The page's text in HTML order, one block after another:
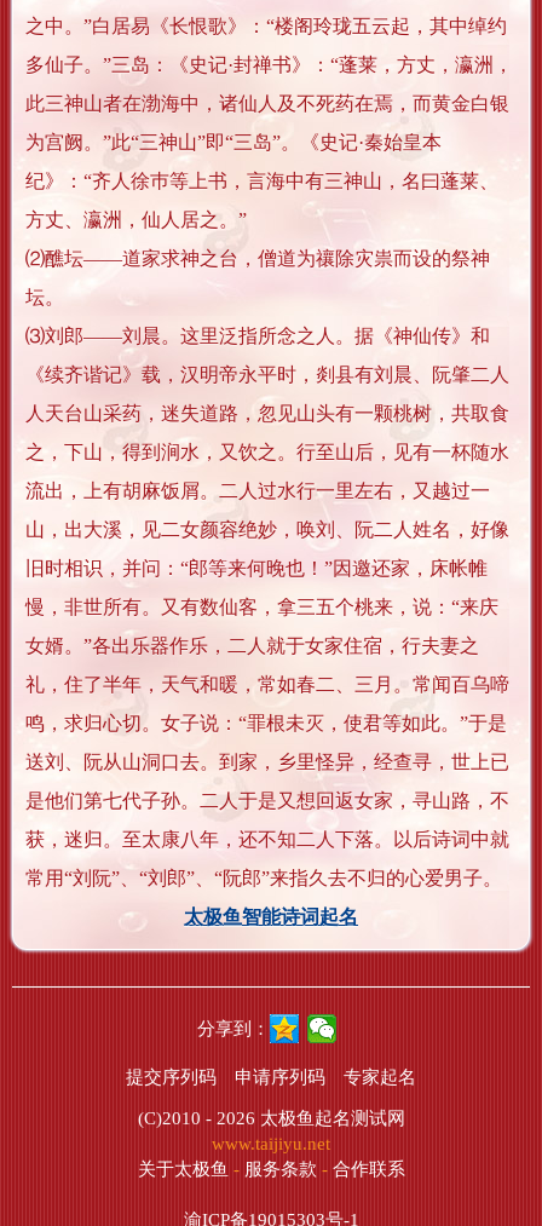
之中。”白居易《长恨歌》：“楼阁玲珑五云起，其中绰约
多仙子。”三岛：《史记·封禅书》：“蓬莱，方丈，瀛洲，
此三神山者在渤海中，诸仙人及不死药在焉，而黄金白银
为宫阙。”此“三神山”即“三岛”。《史记·秦始皇本
纪》：“齐人徐巿等上书，言海中有三神山，名曰蓬莱、
方丈、瀛洲，仙人居之。”
⑵醮坛——道家求神之台，僧道为禳除灾祟而设的祭神
坛。
⑶刘郎——刘晨。这里泛指所念之人。据《神仙传》和
《续齐谐记》载，汉明帝永平时，剡县有刘晨、阮肇二人
人天台山采药，迷失道路，忽见山头有一颗桃树，共取食
之，下山，得到涧水，又饮之。行至山后，见有一杯随水
流出，上有胡麻饭屑。二人过水行一里左右，又越过一
山，出大溪，见二女颜容绝妙，唤刘、阮二人姓名，好像
旧时相识，并问：“郎等来何晚也！”因邀还家，床帐帷
慢，非世所有。又有数仙客，拿三五个桃来，说：“来庆
女婿。”各出乐器作乐，二人就于女家住宿，行夫妻之
礼，住了半年，天气和暖，常如春二、三月。常闻百乌啼
鸣，求归心切。女子说：“罪根未灭，使君等如此。”于是
送刘、阮从山洞口去。到家，乡里怪异，经查寻，世上已
是他们第七代子孙。二人于是又想回返女家，寻山路，不
获，迷归。至太康八年，还不知二人下落。以后诗词中就
常用“刘阮”、“刘郎”、“阮郎”来指久去不归的心爱男子。
太极鱼智能诗词起名
分享到：
提交序列码 申请序列码 专家起名
(C)2010 - 2026 太极鱼起名测试网
www.taijiyu.net
关于太极鱼 - 服务条款 - 合作联系
渝ICP备19015303号-1